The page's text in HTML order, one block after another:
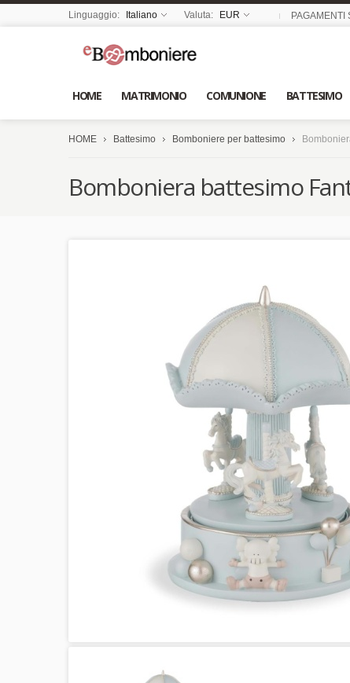
Linguaggio: Italiano Valuta: EUR PAGAMENTI
HOME MATRIMONIO COMUNIONE BATTESIMO
HOME Battesimo Bomboniere per battesimo
Bomboniera battesimo